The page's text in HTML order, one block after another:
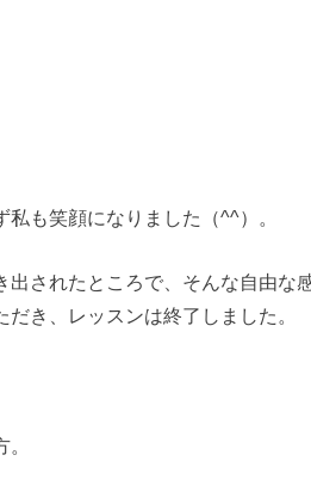
も笑顔になりました（^^）。
されたところで、そんな自由な
き、レッスンは終了しました。